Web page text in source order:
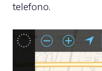
telefono.